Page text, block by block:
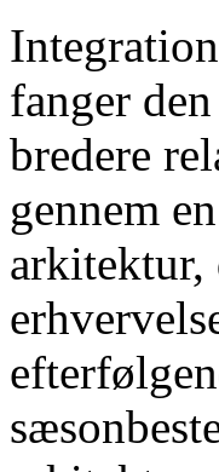
fanger
bredere
gennem
arkitektur,